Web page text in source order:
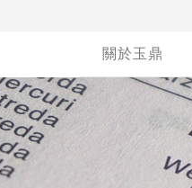
關於玉鼎